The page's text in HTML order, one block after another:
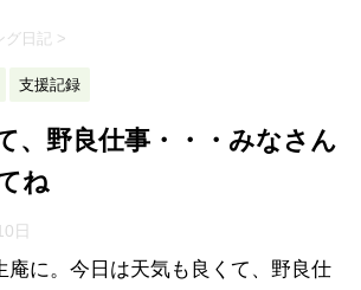
グ日記 >
支援記録
、野良仕事・・・みなさん
ね
日
庵に。今日は天気も良くて、野良仕